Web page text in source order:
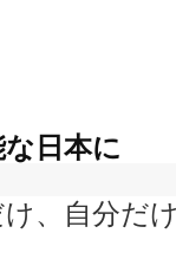
日本に
け、自分だ